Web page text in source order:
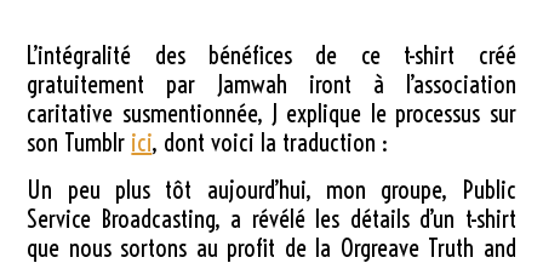
L’intégralité des bénéfices de ce t-shirt créé
gratuitement par Jamwah iront à l’association
caritative susmentionnée, J explique le processus sur
son Tumblr ici, dont voici la traduction :
Un peu plus tôt aujourd’hui, mon groupe, Public
Service Broadcasting, a révélé les détails d’un t-shirt
que nous sortons au profit de la Orgreave Truth and